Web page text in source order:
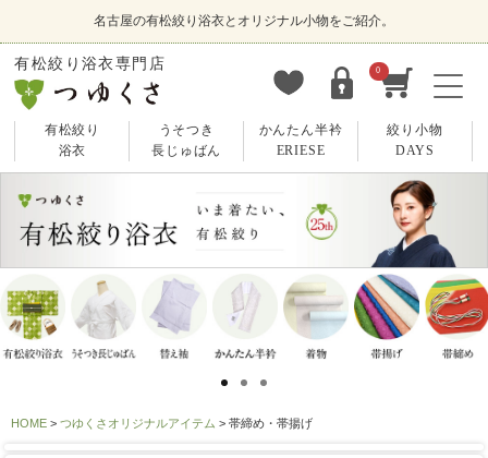
名古屋の有松絞り浴衣とオリジナル小物をご紹介。
有松絞り浴衣専門店 0
有松絞り
浴衣
うそつき
長じゅばん
かんたん半衿
ERIESE
絞り小物
DAYS
HOME つゆくさオリジナルアイテム 帯締め・帯揚げ